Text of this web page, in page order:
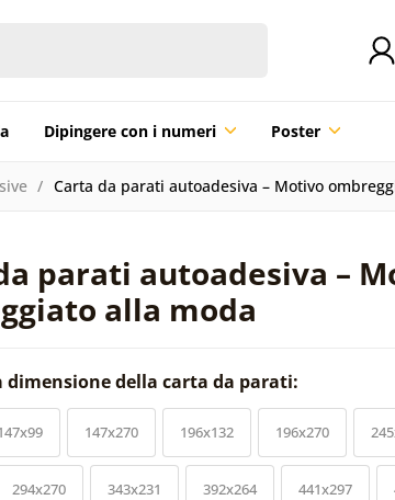
Dipingere con i numeri Poster
Carta da parati autoadesiva – Motivo
parati autoadesiva –
alla moda
dimensione della carta da parati:
147x270 196x132 196x270
294x270 343x231 392x264 441x297